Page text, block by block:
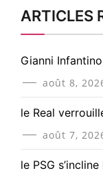
ARTICLES
Gianni
août 8,
le Real
août 7,
le PSG